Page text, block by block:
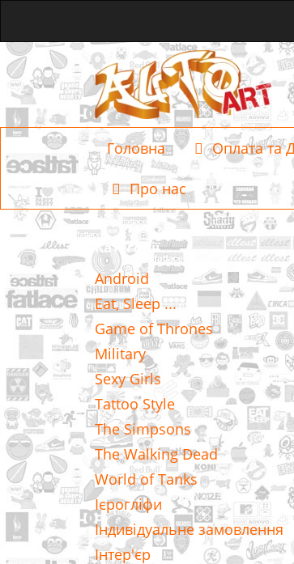
Головна Оплата та
Про нас
Категорії
Android
Eat, Sleep ...
Game of Thrones
Military
Sexy Girls
Tattoo Style
The Simpsons
The Walking Dead
World of Tanks
Ієрогліфи
Індивідуальне замовлення
Інтер'єр